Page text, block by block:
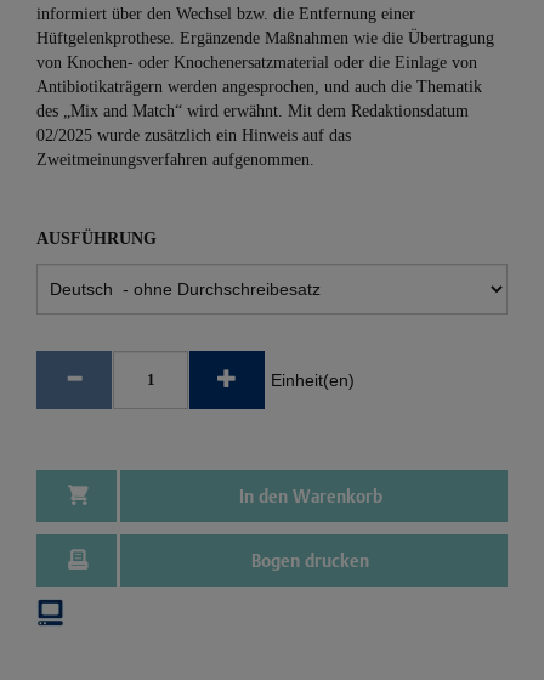
informiert über den Wechsel bzw. die Entfernung einer
Hüftgelenkprothese. Ergänzende Maßnahmen wie die Übertragung
von Knochen- oder Knochenersatzmaterial oder die Einlage von
Antibiotikaträgern werden angesprochen, und auch die Thematik
des „Mix and Match“ wird erwähnt. Mit dem Redaktionsdatum
02/2025 wurde zusätzlich ein Hinweis auf das
Zweitmeinungsverfahren aufgenommen.
AUSFÜHRUNG
Einheit(en)
In den Warenkorb
Bogen drucken